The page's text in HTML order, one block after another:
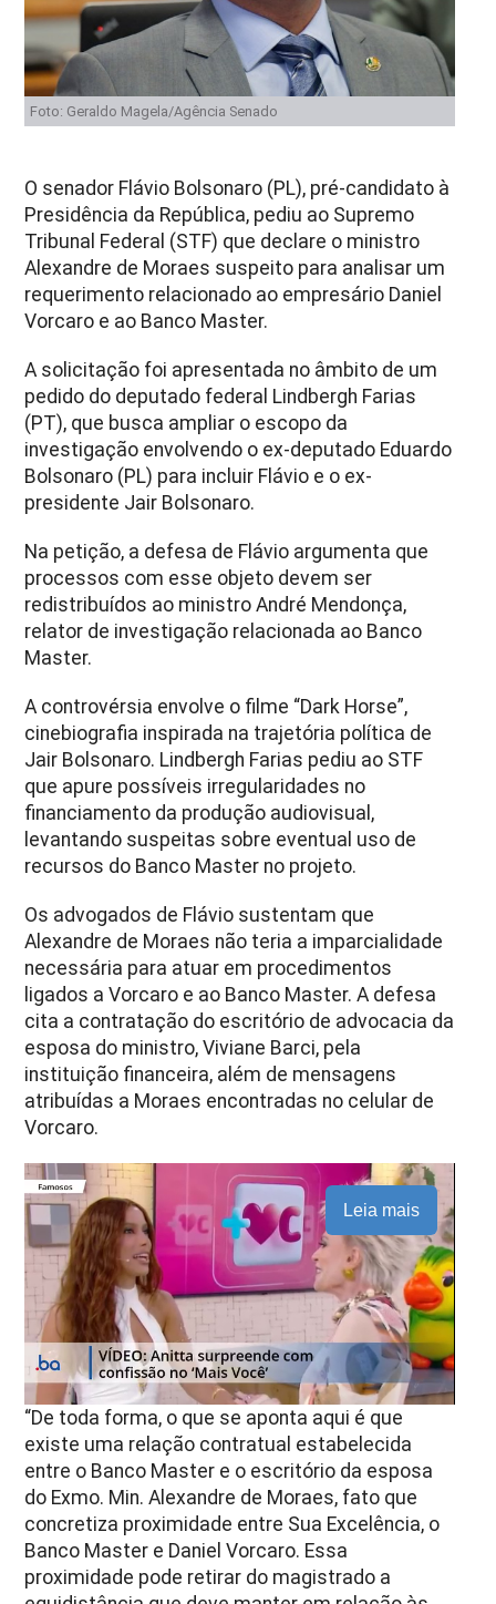
Foto: Geraldo Magela/Agência Senado
O senador Flávio Bolsonaro (PL), pré-candidato à
Presidência da República, pediu ao Supremo
Tribunal Federal (STF) que declare o ministro
Alexandre de Moraes suspeito para analisar um
requerimento relacionado ao empresário Daniel
Vorcaro e ao Banco Master.
A solicitação foi apresentada no âmbito de um
pedido do deputado federal Lindbergh Farias
(PT), que busca ampliar o escopo da
investigação envolvendo o ex-deputado Eduardo
Bolsonaro (PL) para incluir Flávio e o ex-
presidente Jair Bolsonaro.
Na petição, a defesa de Flávio argumenta que
processos com esse objeto devem ser
redistribuídos ao ministro André Mendonça,
relator de investigação relacionada ao Banco
Master.
A controvérsia envolve o filme “Dark Horse”,
cinebiografia inspirada na trajetória política de
Jair Bolsonaro. Lindbergh Farias pediu ao STF
que apure possíveis irregularidades no
financiamento da produção audiovisual,
levantando suspeitas sobre eventual uso de
recursos do Banco Master no projeto.
Os advogados de Flávio sustentam que
Alexandre de Moraes não teria a imparcialidade
necessária para atuar em procedimentos
ligados a Vorcaro e ao Banco Master. A defesa
cita a contratação do escritório de advocacia da
esposa do ministro, Viviane Barci, pela
instituição financeira, além de mensagens
atribuídas a Moraes encontradas no celular de
Vorcaro.
Leia mais
“De toda forma, o que se aponta aqui é que
existe uma relação contratual estabelecida
entre o Banco Master e o escritório da esposa
do Exmo. Min. Alexandre de Moraes, fato que
concretiza proximidade entre Sua Excelência, o
Banco Master e Daniel Vorcaro. Essa
proximidade pode retirar do magistrado a